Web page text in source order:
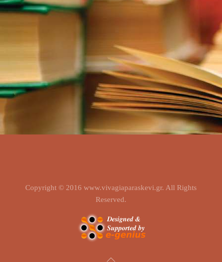
Copyright © 2016 www.vivagiaparaskevi.gr. All Rights
Reserved.